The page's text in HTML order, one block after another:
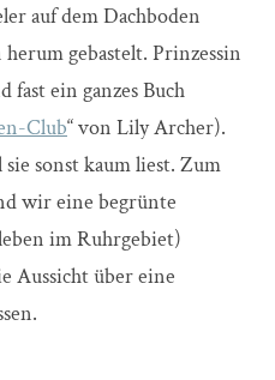
auf dem Dachboden
gebastelt. Prinzessin
fast ein ganzes Buch
Club“ von Lily Archer).
sonst kaum liest. Zum
wir eine begrünte
im Ruhrgebiet)
Aussicht über eine